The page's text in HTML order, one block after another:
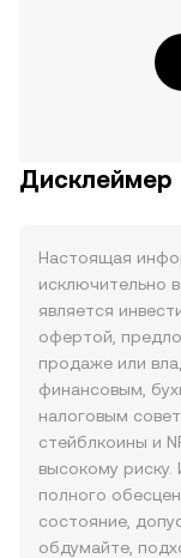
Дисклеймер
Настоящая
исключительно
является
офертой,
продаже или
финансовым,
налоговым
стейблкоины и
высокому
полного
состояние,
обдумайте,